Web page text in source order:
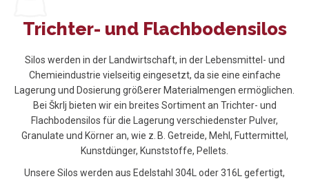
Trichter- und Flachbodensilos
Silos werden in der Landwirtschaft, in der Lebensmittel- und
Chemieindustrie vielseitig eingesetzt, da sie eine einfache
Lagerung und Dosierung größerer Materialmengen ermöglichen.
Bei Škrlj bieten wir ein breites Sortiment an Trichter- und
Flachbodensilos für die Lagerung verschiedenster Pulver,
Granulate und Körner an, wie z. B. Getreide, Mehl, Futtermittel,
Kunstdünger, Kunststoffe, Pellets.
Unsere Silos werden aus Edelstahl 304L oder 316L gefertigt,